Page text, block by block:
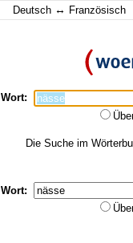
Deutsch ↔ Französisch
Wort:
Die Suche im
Wort: